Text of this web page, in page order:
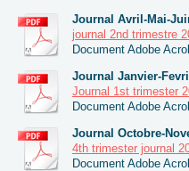
Journal Avril-Mai-
journal 2nd trimestre
Document Adobe
Journal Janvier-
Journal 1st trimester
Document Adobe
Journal Octobre-
4th trimester journal
Document Adobe